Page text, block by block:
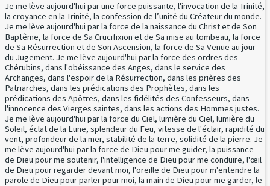
Je me lève aujourd'hui par une force puissante, l'invocation de la Trinité,
la croyance en la Trinité, la confession de l’unité du Créateur du monde.
Je me lève aujourd'hui par la force de la naissance du Christ et de Son
Baptême, la force de Sa Crucifixion et de Sa mise au tombeau, la force
de Sa Résurrection et de Son Ascension, la force de Sa Venue au jour
du Jugement. Je me lève aujourd'hui par la force des ordres des
Chérubins, dans l'obéissance des Anges, dans le service des
Archanges, dans l'espoir de la Résurrection, dans les prières des
Patriarches, dans les prédications des Prophètes, dans les
prédications des Apôtres, dans les fidélités des Confesseurs, dans
l'innocence des Vierges saintes, dans les actions des Hommes justes.
Je me lève aujourd'hui par la force du Ciel, lumière du Ciel, lumière du
Soleil, éclat de la Lune, splendeur du Feu, vitesse de l'éclair, rapidité du
vent, profondeur de la mer, stabilité de la terre, solidité de la pierre. Je
me lève aujourd'hui par la force de Dieu pour me guider, la puissance
de Dieu pour me soutenir, l'intelligence de Dieu pour me conduire, l'œil
de Dieu pour regarder devant moi, l'oreille de Dieu pour m'entendre la
parole de Dieu pour parler pour moi, la main de Dieu pour me garder, le